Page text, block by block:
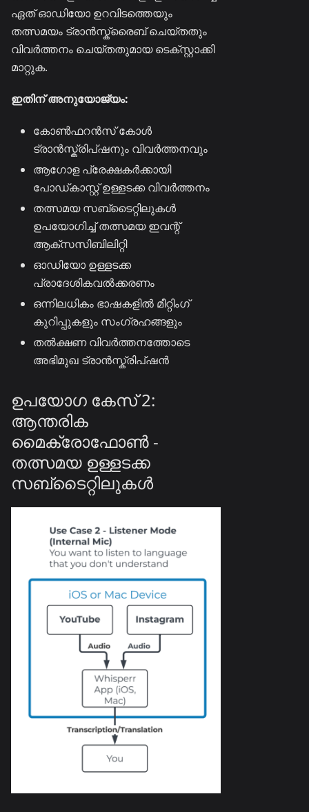
ഏത് ഓഡിയോ ഉറവിടത്തെയും
തത്സമയം ട്രാൻസ്ക്രൈബ് ചെയ്തതും
വിവർത്തനം ചെയ്തതുമായ ടെക്സ്റ്റാക്കി
മാറ്റുക.
ഇതിന് അനുയോജ്യം:
കോൺഫറൻസ് കോൾ
ട്രാൻസ്ക്രിപ്ഷനും വിവർത്തനവും
ആഗോള പ്രേക്ഷകർക്കായി
പോഡ്കാസ്റ്റ് ഉള്ളടക്ക വിവർത്തനം
തത്സമയ സബ്ടൈറ്റിലുകൾ
ഉപയോഗിച്ച് തത്സമയ ഇവന്റ്
ആക്സസിബിലിറ്റി
ഓഡിയോ ഉള്ളടക്ക
പ്രാദേശികവൽക്കരണം
ഒന്നിലധികം ഭാഷകളിൽ മീറ്റിംഗ്
കുറിപ്പുകളും സംഗ്രഹങ്ങളും
തൽക്ഷണ വിവർത്തനത്തോടെ
അഭിമുഖ ട്രാൻസ്ക്രിപ്ഷൻ
ഉപയോഗ കേസ് 2:
ആന്തരിക
മൈക്രോഫോൺ -
തത്സമയ ഉള്ളടക്ക
സബ്ടൈറ്റിലുകൾ